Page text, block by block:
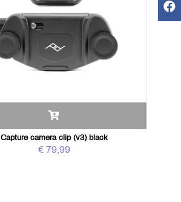
Capture camera clip (v3) black
€ 79,99